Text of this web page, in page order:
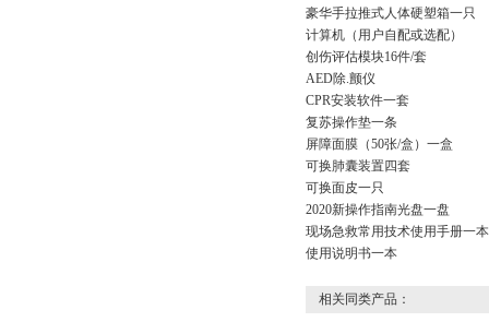
豪华手拉推式人体硬塑箱一只
计算机（用户自配或选配）
创伤评估模块16件/套
AED除.颤仪
CPR安装软件一套
复苏操作垫一条
屏障面膜（50张/盒）一盒
可换肺囊装置四套
可换面皮一只
2020新操作指南光盘一盘
现场急救常用技术使用手册一本
使用说明书一本
相关同类产品：